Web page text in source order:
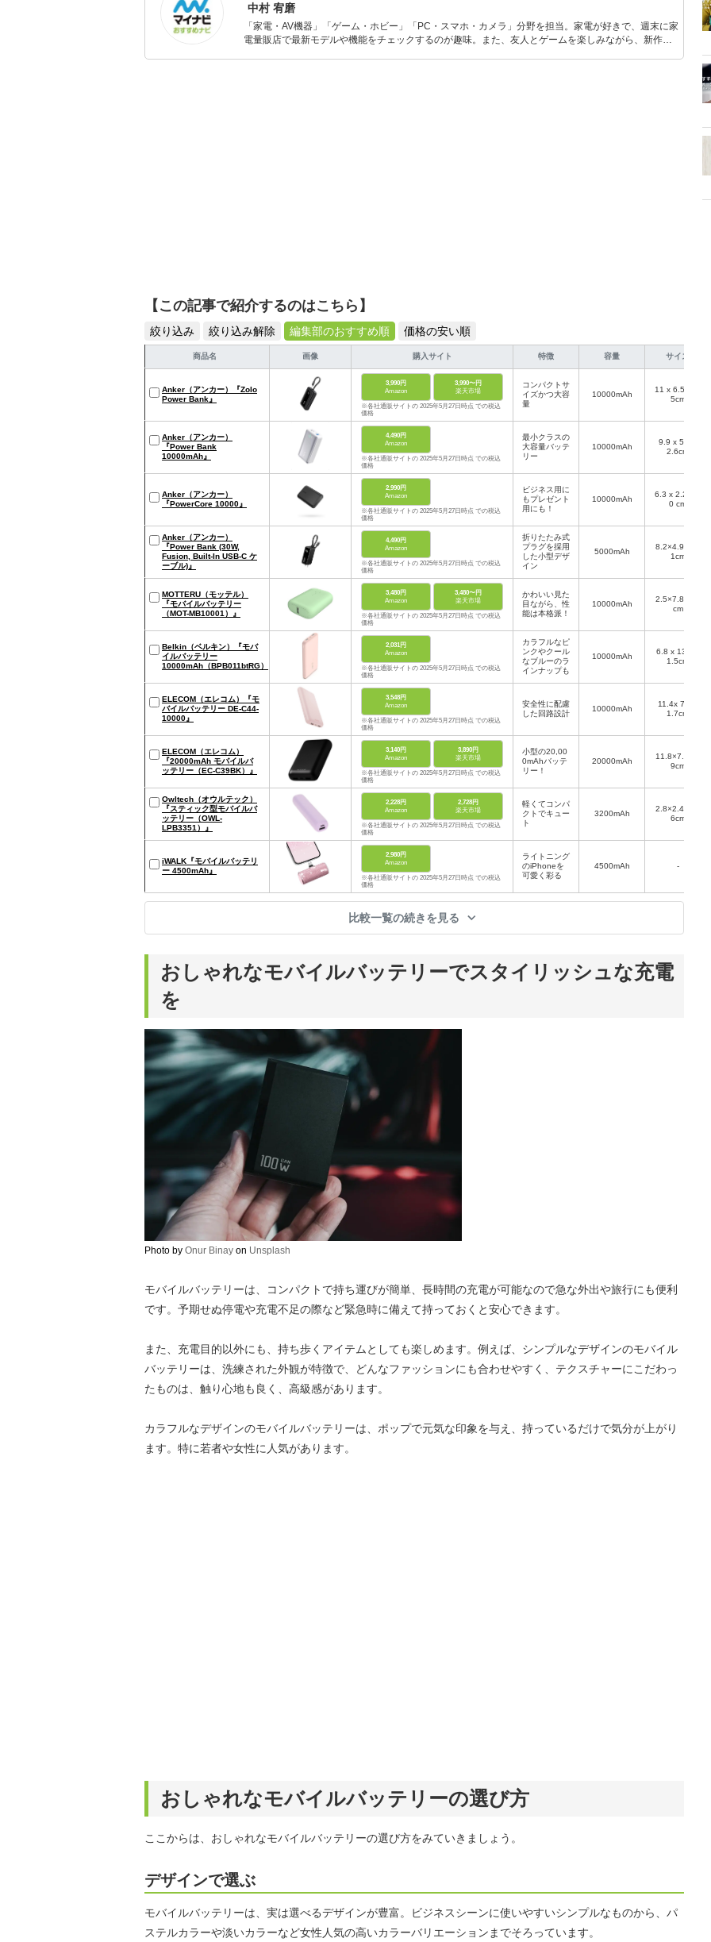
中村 宥磨
「家電・AV機器」「ゲーム・ホビー」「PC・スマホ・カメラ」分野を担当。家電が好きで、週末に家
電量販店で最新モデルや機能をチェックするのが趣味。また、友人とゲームを楽しみながら、新作タ
【この記事で紹介するのはこちら】
絞り込み 絞り込み解除 編集部のおすすめ順 価格の安い順
商品名 画像 購入サイト 特徴 容量 サイズ
Anker（アンカー）『Zolo
Power Bank』
3,990円
Amazon
3,990〜円
楽天市場
※各社通販サイトの 2025年5月27日時点 での税込
価格
コンパクトサ
イズかつ大容
量
10000mAh
11 x 6.5 x 2.
5cm
Anker（アンカー）
『Power Bank
10000mAh』
4,490円
Amazon
※各社通販サイトの 2025年5月27日時点 での税込
価格
最小クラスの
大容量バッテ
リー
10000mAh
9.9 x 5.2 x
2.6cm
Anker（アンカー）
『PowerCore 10000』
2,990円
Amazon
※各社通販サイトの 2025年5月27日時点 での税込
価格
ビジネス用に
もプレゼント
用にも！
10000mAh
6.3 x 2.2 x 1
0 cm
Anker（アンカー）
『Power Bank (30W,
Fusion, Built-In USB-C ケ
ーブル)』
4,490円
Amazon
※各社通販サイトの 2025年5月27日時点 での税込
価格
折りたたみ式
プラグを採用
した小型デザ
イン
5000mAh
8.2×4.95×3.
1cm
MOTTERU（モッテル）
『モバイルバッテリー
（MOT-MB10001）』
3,480円
Amazon
3,480〜円
楽天市場
※各社通販サイトの 2025年5月27日時点 での税込
価格
かわいい見た
目ながら、性
能は本格派！
10000mAh
2.5×7.8×5.8
cm
Belkin（ベルキン）『モバ
イルバッテリー
10000mAh（BPB011btRG）』
2,031円
Amazon
※各社通販サイトの 2025年5月27日時点 での税込
価格
カラフルなピ
ンクやクール
なブルーのラ
インナップも
10000mAh
6.8 x 13.1 x
1.5cm
ELECOM（エレコム）『モ
バイルバッテリー DE-C44-
10000』
3,548円
Amazon
※各社通販サイトの 2025年5月27日時点 での税込
価格
安全性に配慮
した回路設計
10000mAh
11.4x 7.0 x
1.7cm
ELECOM（エレコム）
『20000mAh モバイルバ
ッテリー（EC-C39BK）』
3,140円
Amazon
3,890円
楽天市場
※各社通販サイトの 2025年5月27日時点 での税込
価格
小型の20,00
0mAhバッテ
リー！
20000mAh
11.8×7.2×2.
9cm
Owltech（オウルテック）
『スティック型モバイルバ
ッテリー（OWL-
LPB3351）』
2,228円
Amazon
2,728円
楽天市場
※各社通販サイトの 2025年5月27日時点 での税込
価格
軽くてコンパ
クトでキュー
ト
3200mAh
2.8×2.4×10.
6cm
iWALK『モバイルバッテリ
ー 4500mAh』
2,980円
Amazon
※各社通販サイトの 2025年5月27日時点 での税込
価格
ライトニング
のiPhoneを
可愛く彩る
4500mAh -
比較一覧の続きを見る
おしゃれなモバイルバッテリーでスタイリッシュな充電
を
Photo by Onur Binay on Unsplash
モバイルバッテリーは、コンパクトで持ち運びが簡単、長時間の充電が可能なので急な外出や旅行にも便利
です。予期せぬ停電や充電不足の際など緊急時に備えて持っておくと安心できます。
また、充電目的以外にも、持ち歩くアイテムとしても楽しめます。例えば、シンプルなデザインのモバイル
バッテリーは、洗練された外観が特徴で、どんなファッションにも合わせやすく、テクスチャーにこだわっ
たものは、触り心地も良く、高級感があります。
カラフルなデザインのモバイルバッテリーは、ポップで元気な印象を与え、持っているだけで気分が上がり
ます。特に若者や女性に人気があります。
おしゃれなモバイルバッテリーの選び方
ここからは、おしゃれなモバイルバッテリーの選び方をみていきましょう。
デザインで選ぶ
モバイルバッテリーは、実は選べるデザインが豊富。ビジネスシーンに使いやすいシンプルなものから、パ
ステルカラーや淡いカラーなど女性人気の高いカラーバリエーションまでそろっています。